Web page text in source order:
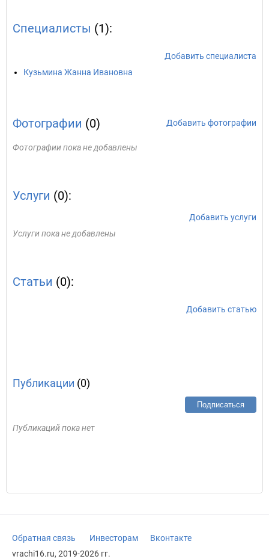
Специалисты (1):
Добавить специалиста
Кузьмина Жанна Ивановна
Фотографии (0) Добавить фотографии
Фотографии пока не добавлены
Услуги (0):
Добавить услуги
Услуги пока не добавлены
Статьи (0):
Добавить статью
Публикации (0)
Подписаться
Публикаций пока нет
Обратная связь Инвесторам
Вконтакте
vrachi16.ru, 2019-2026 гг.